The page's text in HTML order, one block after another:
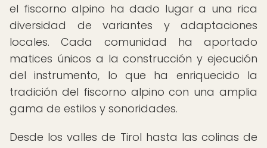
el fiscorno alpino ha dado lugar a una rica
diversidad de variantes y adaptaciones
locales. Cada comunidad ha aportado
matices únicos a la construcción y ejecución
del instrumento, lo que ha enriquecido la
tradición del fiscorno alpino con una amplia
gama de estilos y sonoridades.
Desde los valles de Tirol hasta las colinas de